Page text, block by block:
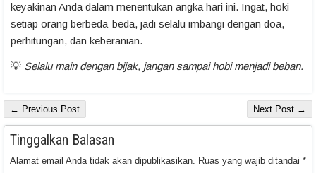
keyakinan Anda dalam menentukan angka hari ini. Ingat, hoki
setiap orang berbeda-beda, jadi selalu imbangi dengan doa,
perhitungan, dan keberanian.
💡 Selalu main dengan bijak, jangan sampai hobi menjadi beban.
← Previous Post Next Post →
Tinggalkan Balasan
Alamat email Anda tidak akan dipublikasikan. Ruas yang wajib ditandai *